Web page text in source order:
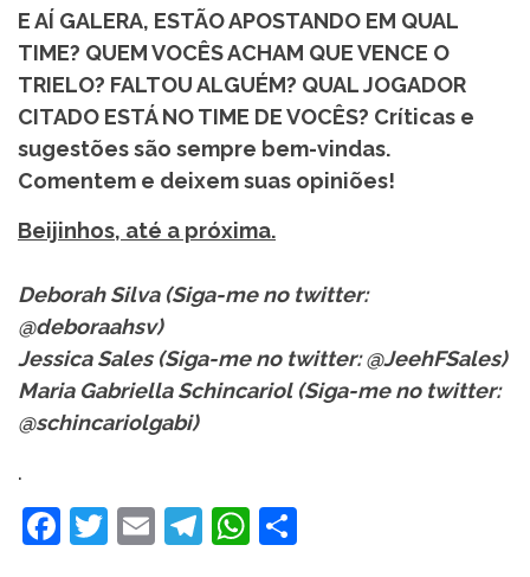
E AÍ GALERA, ESTÃO APOSTANDO EM QUAL
TIME? QUEM VOCÊS ACHAM QUE VENCE O
TRIELO? FALTOU ALGUÉM? QUAL JOGADOR
CITADO ESTÁ NO TIME DE VOCÊS? Críticas e
sugestões são sempre bem-vindas.
Comentem e deixem suas opiniões!
Beijinhos, até a próxima.
Deborah Silva (Siga-me no twitter:
@deboraahsv)
Jessica Sales (Siga-me no twitter: @JeehFSales)
Maria Gabriella Schincariol (Siga-me no twitter:
@schincariolgabi)
.
Facebook
Twitter
EmailTelegram
WhatsApp